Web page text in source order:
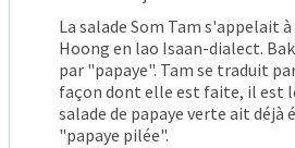
La salade Som Tam s'appelait
Hoong en lao Isaan-dialect.
par "papaye". Tam se traduit
façon dont elle est faite, il est
salade de papaye verte ait déjà
"papaye pilée".